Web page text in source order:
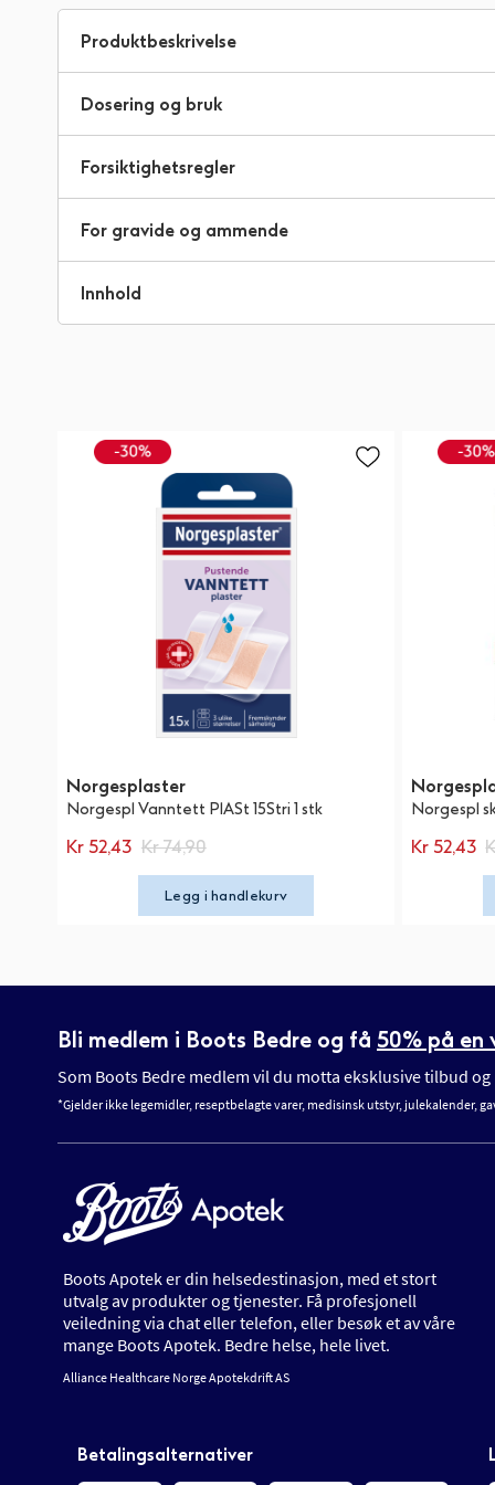
begynnelsen
Produktbeskrivelse
Dosering og bruk
Forsiktighetsregler
For gravide og ammende
Innhold
Norgesplaster
Norgespl Vanntett PlASt 15Stri 1 stk
Kr 52,43 Kr 74,90
Legg i handlekurv
Norgespl
Kr 52,43
Bli medlem i Boots Bedre og få 50% på en
Som Boots Bedre medlem vil du motta eksklusive tilbud
*Gjelder ikke legemidler, reseptbelagte varer, medisinsk utstyr, julekalender,
Boots Apotek er din helsedestinasjon, med et stort
utvalg av produkter og tjenester. Få profesjonell
veiledning via chat eller telefon, eller besøk et av våre
mange Boots Apotek. Bedre helse, hele livet.
Alliance Healthcare Norge Apotekdrift AS
Betalingsalternativer